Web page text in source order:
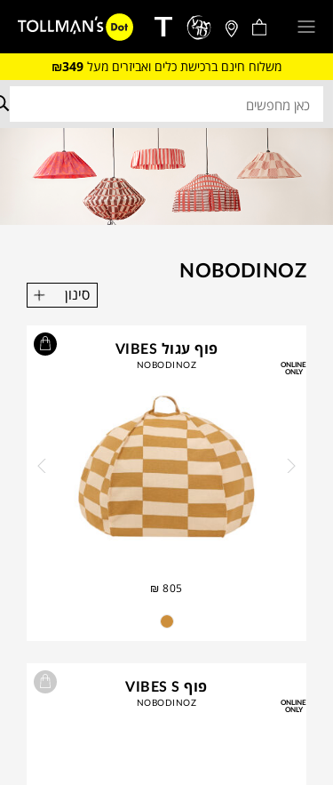
משלוח חינם ברכישת כלים ואביזרים מעל ₪349
NOBODINOZ
סינון
ONLINE
ONLY
פוף עגול VIBES
NOBODINOZ
₪ 805
ONLINE
ONLY
פוף VIBES S
NOBODINOZ